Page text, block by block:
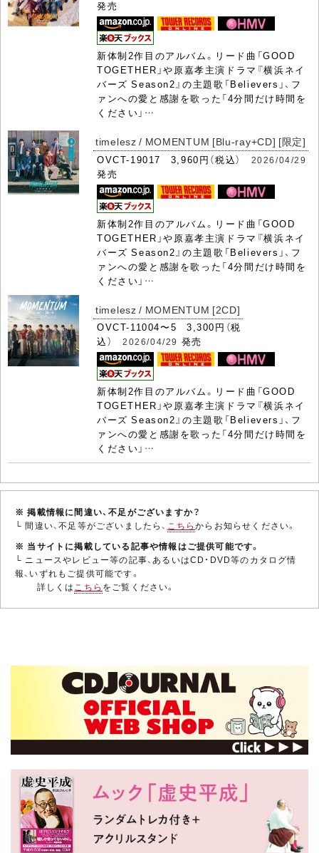
発売
新体制2作目のアルバム。リード曲「GOOD
TOGETHER」や原嘉孝主演ドラマ『横浜ネイ
バーズ Season2』の主題歌「Believers」、フ
ァンへの愛と感謝を歌った「4分間だけ時間を
ください」…
timelesz / MOMENTUM [Blu-ray+CD] [限定]
OVCT-19017 3,960円（税込） 2026/04/29
発売
新体制2作目のアルバム。リード曲「GOOD
TOGETHER」や原嘉孝主演ドラマ『横浜ネイ
バーズ Season2』の主題歌「Believers」、フ
ァンへの愛と感謝を歌った「4分間だけ時間を
ください」…
timelesz / MOMENTUM [2CD]
OVCT-11004〜5 3,300円（税
込） 2026/04/29 発売
新体制2作目のアルバム。リード曲「GOOD
TOGETHER」や原嘉孝主演ドラマ『横浜ネイ
バーズ Season2』の主題歌「Believers」、フ
ァンへの愛と感謝を歌った「4分間だけ時間を
ください」…
※ 掲載情報に間違い、不足がございますか？
└ 間違い、不足等がございましたら、 こちらからお知らせください。
※ 当サイトに掲載している記事や情報はご提供可能です。
└ ニュースやレビュー等の記事、あるいはCD・DVD等のカタログ情
報、いずれもご提供可能です。
詳しくはこちら をご覧ください。